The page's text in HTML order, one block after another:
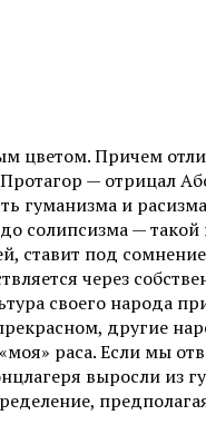
цветом. Причем
— отрицал
гуманизма и
солипсизма —
ставит под
через
своего народа
другие
раса. Если мы
выросли из